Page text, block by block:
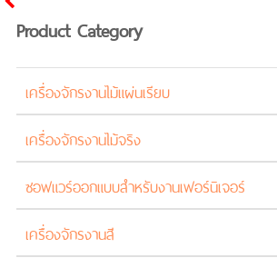
Product Category
เครื่องจักรงานไม้แผ่นเรียบ
เครื่องจักรงานไม้จริง
ซอฟแวร์ออกแบบสำหรับงานเฟอร์นิเจอร์
เครื่องจักรงานสี